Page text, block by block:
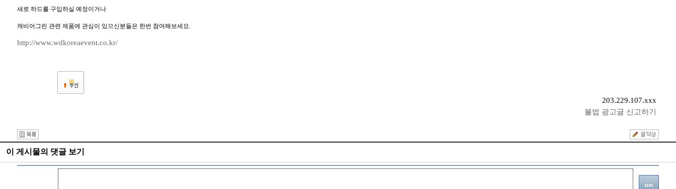
새로 하드를 구입하실 예정이거나
캐비어그린 관련 제품에 관심이 있으신분들은 한번 참여해보세요.
http://www.wdkoreaevent.co.kr/
10
203.229.107.xxx
불법 광고글 신고하기
이 게시물의 댓글 보기